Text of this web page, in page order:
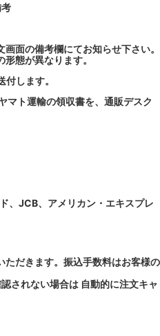
面の備考欄にてお知らせ下さい。
態が異なります。
します。
マト運輸の領収書を、通販デスク
、JCB、アメリカン・エキスプレ
ただきます。振込手数料はお客様の
されない場合は 自動的に注文キャ